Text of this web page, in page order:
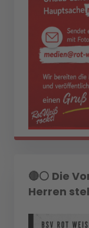
🔴⚪ Die
Herren